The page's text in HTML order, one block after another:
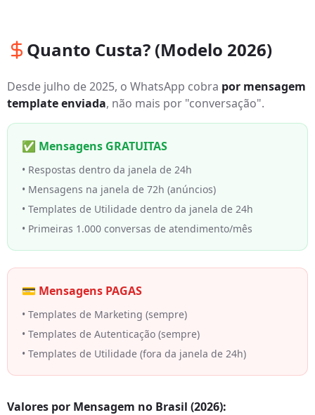
Quanto Custa? (Modelo 2026)
Desde julho de 2025, o WhatsApp cobra por mensagem
template enviada, não mais por "conversação".
✅ Mensagens GRATUITAS
• Respostas dentro da janela de 24h
• Mensagens na janela de 72h (anúncios)
• Templates de Utilidade dentro da janela de 24h
• Primeiras 1.000 conversas de atendimento/mês
💳 Mensagens PAGAS
• Templates de Marketing (sempre)
• Templates de Autenticação (sempre)
• Templates de Utilidade (fora da janela de 24h)
Valores por Mensagem no Brasil (2026):